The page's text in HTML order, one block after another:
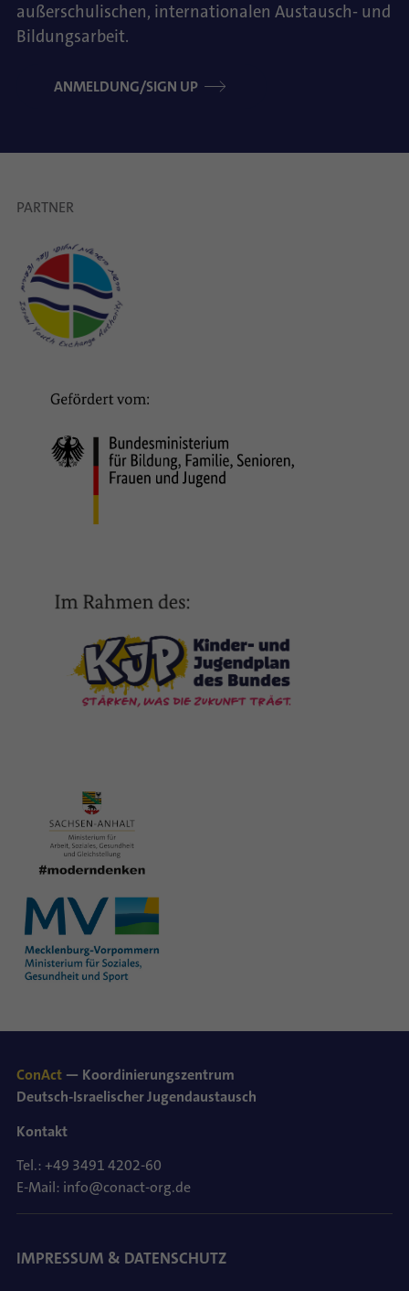
außerschulischen, internationalen Austausch- und
Bildungsarbeit.
ANMELDUNG/SIGN UP
PARTNER
ConAct — Koordinierungszentrum
Deutsch-Israelischer Jugendaustausch
Kontakt
Tel.: +49 3491 4202-60
E-Mail: info@conact-org.de
IMPRESSUM & DATENSCHUTZ